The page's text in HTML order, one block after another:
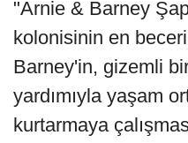
"Arnie & Barney
kolonisinin en
Barney'in, gizemli
yardımıyla yaşam
kurtarmaya